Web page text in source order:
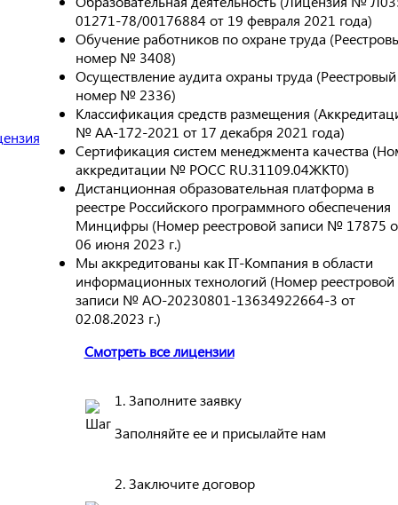
01271-78/00176884 от 19 февраля 2021 года)
Обучение работников по охране труда
номер № 3408)
Осуществление аудита охраны труда (Реестровый
номер № 2336)
Классификация средств размещения
№ АА-172-2021 от 17 декабря 2021 года)
Сертификация систем менеджмента качества
аккредитации № РОСС RU.31109.04ЖКТ0)
Дистанционная образовательная платформа в
реестре Российского программного обеспечения
Минцифры (Номер реестровой записи № 17875
06 июня 2023 г.)
Мы аккредитованы как IT-Компания в области
информационных технологий (Номер реестровой
записи № АО-20230801-13634922664-3 от
02.08.2023 г.)
Смотреть все лицензии
1. Заполните заявку
Заполняйте ее и присылайте нам
2. Заключите договор